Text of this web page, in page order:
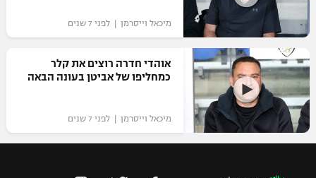
מיכאל וייסרמן | לפני 7 שנים
אוהדי חדרה רוצים את קלר
כמחליפו של אביטן בעונה הבאה
מיכאל וייסרמן | לפני 7 שנים